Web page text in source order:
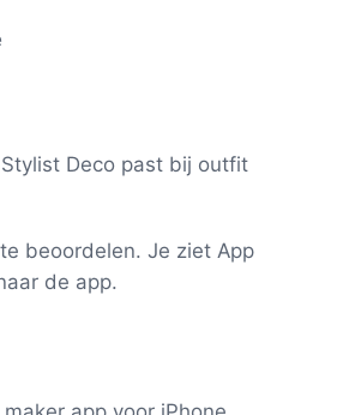
Deco past bij outfit
beoordelen. Je ziet App
de app.